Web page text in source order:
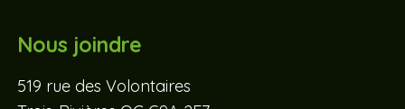
Nous joindre
519 rue des Volontaires